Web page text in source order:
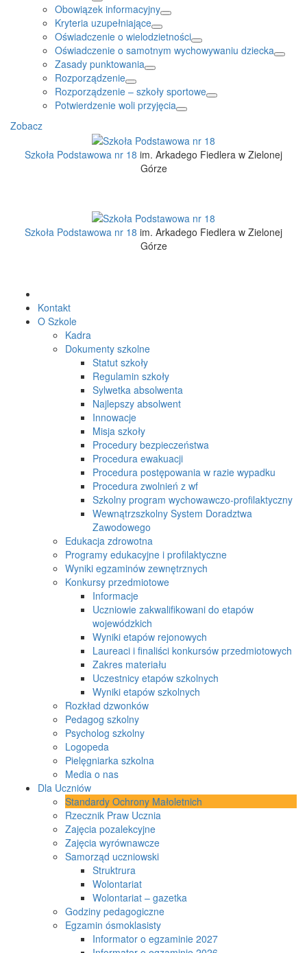
Obowiązek informacyjny
Kryteria uzupełniające
Oświadczenie o wielodzietności
Oświadczenie o samotnym wychowywaniu dziecka
Zasady punktowania
Rozporządzenie
Rozporządzenie – szkoły sportowe
Potwierdzenie woli przyjęcia
Zobacz
Szkoła Podstawowa nr 18 im. Arkadego Fiedlera w Zielonej
Górze
Szkoła Podstawowa nr 18 im. Arkadego Fiedlera w Zielonej
Górze
Kontakt
O Szkole
Kadra
Dokumenty szkolne
Statut szkoły
Regulamin szkoły
Sylwetka absolwenta
Najlepszy absolwent
Innowacje
Misja szkoły
Procedury bezpieczeństwa
Procedura ewakuacji
Procedura postępowania w razie wypadku
Procedura zwolnień z wf
Szkolny program wychowawczo-profilaktyczny
Wewnątrzszkolny System Doradztwa
Zawodowego
Edukacja zdrowotna
Programy edukacyjne i profilaktyczne
Wyniki egzaminów zewnętrznych
Konkursy przedmiotowe
Informacje
Uczniowie zakwalifikowani do etapów
wojewódzkich
Wyniki etapów rejonowych
Laureaci i finaliści konkursów przedmiotowych
Zakres materiału
Uczestnicy etapów szkolnych
Wyniki etapów szkolnych
Rozkład dzwonków
Pedagog szkolny
Psycholog szkolny
Logopeda
Pielęgniarka szkolna
Media o nas
Dla Uczniów
Standardy Ochrony Małoletnich
Rzecznik Praw Ucznia
Zajęcia pozalekcyjne
Zajęcia wyrównawcze
Samorząd uczniowski
Struktrura
Wolontariat
Wolontariat – gazetka
Godziny pedagogiczne
Egzamin ósmoklasisty
Informator o egzaminie 2027